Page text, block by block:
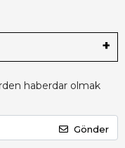
haberdar olmak
Gönder